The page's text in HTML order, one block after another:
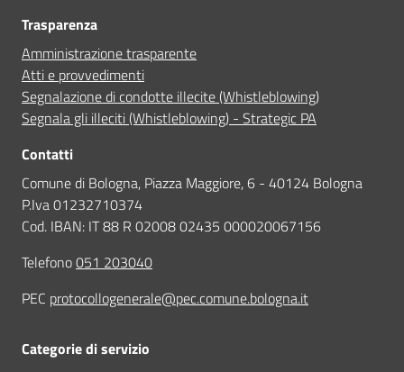
Trasparenza
Amministrazione trasparente
Atti e provvedimenti
Segnalazione di condotte illecite (Whistleblowing)
Segnala gli illeciti (Whistleblowing) - Strategic PA
Contatti
Comune di Bologna, Piazza Maggiore, 6 - 40124 Bologna
P.Iva 01232710374
Cod. IBAN: IT 88 R 02008 02435 000020067156
Telefono051 203040
PEC protocollogenerale@pec.comune.bologna.it
Categorie di servizio